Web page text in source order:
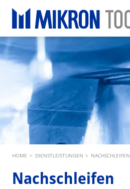
Automation
Main navigation
INDUSTRIESEGMENTE
PRODUKTE
DIENSTLEISTUNGEN
EXPERTISE
INSIDE MIKRON TOOL
Breadcrumb
HOME > DIENSTLEISTUNGEN > NACHSCHLEIFEN
Nachschleifen